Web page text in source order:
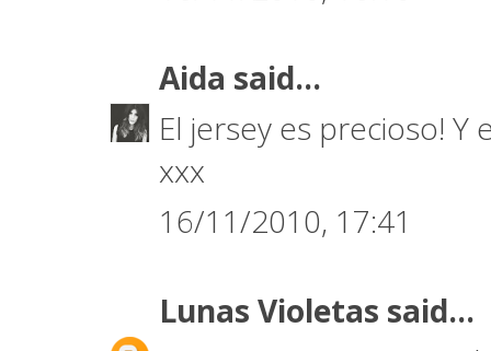
Aida said...
El jersey es precioso!
xxx
16/11/2010, 17:41
Lunas Violetas said...